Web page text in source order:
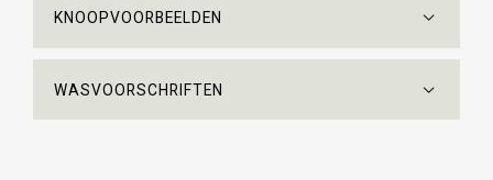
KNOOPVOORBEELDEN
WASVOORSCHRIFTEN